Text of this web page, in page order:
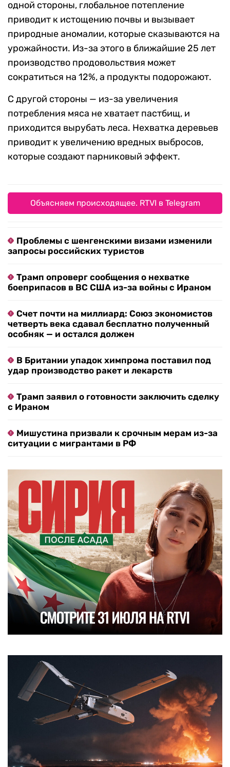
одной стороны, глобальное потепление
приводит к истощению почвы и вызывает
природные аномалии, которые сказываются на
урожайности. Из-за этого в ближайшие 25 лет
производство продовольствия может
сократиться на 12%, а продукты подорожают.
С другой стороны — из-за увеличения
потребления мяса не хватает пастбищ, и
приходится вырубать леса. Нехватка деревьев
приводит к увеличению вредных выбросов,
которые создают парниковый эффект.
Объясняем происходящее. RTVI в Telegram
Проблемы с шенгенскими визами изменили
запросы российских туристов
Трамп опроверг сообщения о нехватке
боеприпасов в ВС США из-за войны с Ираном
Счет почти на миллиард: Союз экономистов
четверть века сдавал бесплатно полученный
особняк — и остался должен
В Британии упадок химпрома поставил под
удар производство ракет и лекарств
Трамп заявил о готовности заключить сделку
с Ираном
Мишустина призвали к срочным мерам из-за
ситуации с мигрантами в РФ